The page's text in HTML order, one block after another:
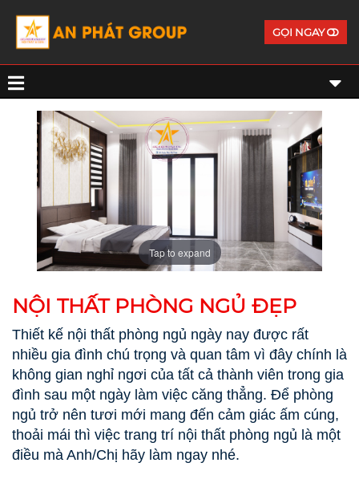
GỌI NGAY
Tap to expand
NỘI THẤT PHÒNG NGỦ ĐẸP
Thiết kế nội thất phòng ngủ ngày nay được rất
nhiều gia đình chú trọng và quan tâm vì đây chính là
không gian nghỉ ngơi của tất cả thành viên trong gia
đình sau một ngày làm việc căng thẳng. Để phòng
ngủ trở nên tươi mới mang đến cảm giác ấm cúng,
thoải mái thì việc trang trí nội thất phòng ngủ là một
điều mà Anh/Chị hãy làm ngay nhé.